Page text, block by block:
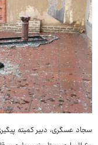
سجاد عسگری، دبیر کمیته